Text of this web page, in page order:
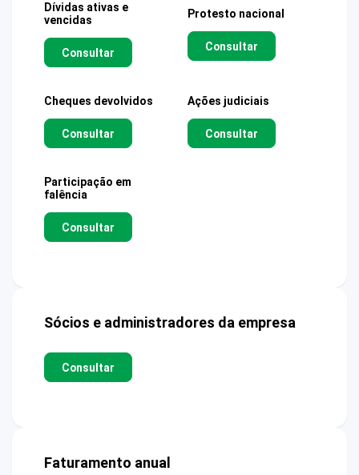
Dívidas ativas e
vencidas
Consultar
Protesto nacional
Consultar
Cheques devolvidos
Consultar
Ações judiciais
Consultar
Participação em
falência
Consultar
Sócios e administradores da empresa
Consultar
Faturamento anual